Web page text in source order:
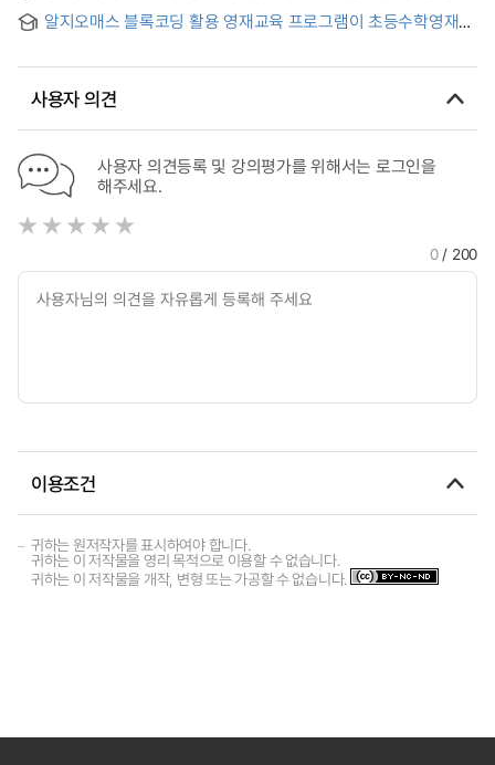
알지오매스 블록코딩 활용 영재교육 프로그램이 초등수학영재의
Education Program Using AlgeoMath Block Coding on the
Elementary Students
사용자 의견
사용자 의견등록 및 강의평가를 위해서는 로그인을
해주세요.
0/ 200
이용조건
귀하는 원저작자를 표시하여야 합니다.
귀하는 이 저작물을 영리 목적으로 이용할 수 없습니다.
귀하는 이 저작물을 개작, 변형 또는 가공할 수 없습니다.